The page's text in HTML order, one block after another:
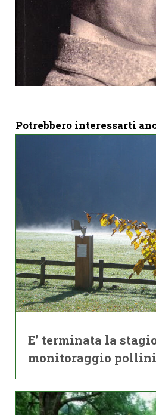
Potrebbero interessarti
E’ terminata la
monitoraggio